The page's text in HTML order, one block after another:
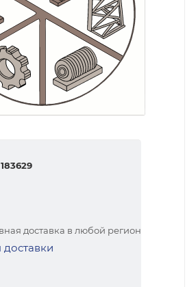
183629
доставка в любой регион
доставки